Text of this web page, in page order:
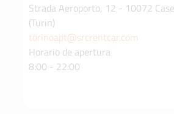
Strada Aeroporto, 12 - 10072
(Turin)
torinoapt@srcrentcar.com
Horario de apertura
8:00 - 22:00